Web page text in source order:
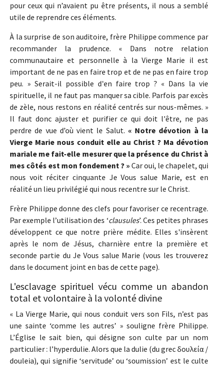
pour ceux qui n’avaient pu être présents, il nous a semblé
utile de reprendre ces éléments.
À la surprise de son auditoire, frère Philippe commence par
recommander la prudence. « Dans notre relation
communautaire et personnelle à la Vierge Marie il est
important de ne pas en faire trop et de ne pas en faire trop
peu. » Serait-il possible d'en faire trop ? « Dans la vie
spirituelle, il ne faut pas manquer sa cible. Parfois par excès
de zèle, nous restons en réalité centrés sur nous-mêmes. »
Il faut donc ajuster et purifier ce qui doit l'être, ne pas
perdre de vue d’où vient le Salut. « Notre dévotion à la
Vierge Marie nous conduit elle au Christ ? Ma dévotion
mariale me fait-elle mesurer que la présence du Christ à
mes côtés est mon fondement ? » Car oui, le chapelet, qui
nous voit réciter cinquante Je Vous salue Marie, est en
réalité un lieu privilégié qui nous recentre sur le Christ.
Frère Philippe donne des clefs pour favoriser ce recentrage.
Par exemple l’utilisation des ‘clausules’. Ces petites phrases
développent ce que notre prière médite. Elles s'insèrent
après le nom de Jésus, charnière entre la première et
seconde partie du Je Vous salue Marie (vous les trouverez
dans le document joint en bas de cette page).
L'esclavage spirituel vécu comme un abandon
total et volontaire à la volonté divine
« La Vierge Marie, qui nous conduit vers son Fils, n’est pas
une sainte ‘comme les autres’ » souligne frère Philippe.
L’Église le sait bien, qui désigne son culte par un nom
particulier : l’hyperdulie. Alors que la dulie (du grec δουλεία /
douleia), qui signifie ‘servitude’ ou ‘soumission’ est le culte